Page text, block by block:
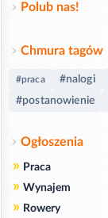
Polub nas!
Chmura tagów
#praca #nalogi
#postanowienie
Ogłoszenia
» Praca
» Wynajem
» Rowery